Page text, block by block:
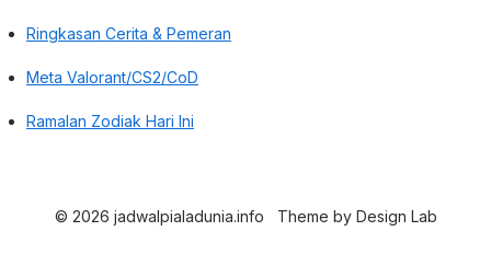
Ringkasan Cerita & Pemeran
Meta Valorant/CS2/CoD
Ramalan Zodiak Hari Ini
© 2026 jadwalpialadunia.info Theme by Design Lab